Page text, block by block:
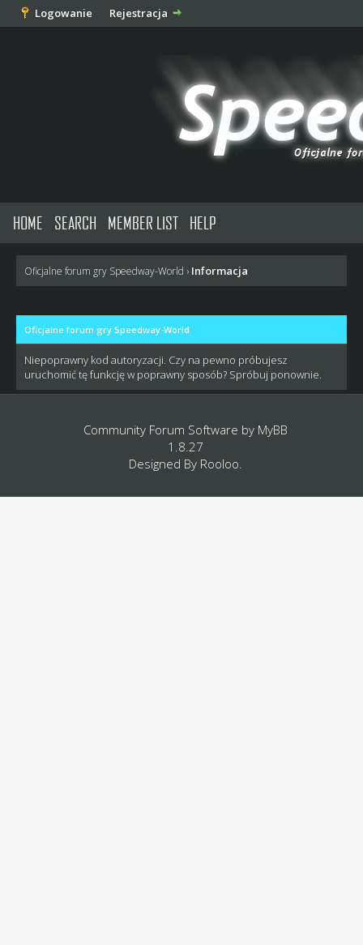
Logowanie Rejestracja
HOME SEARCH MEMBER LIST HELP
Oficjalne forum gry Speedway-World › Informacja
Oficjalne forum gry Speedway-World
Niepoprawny kod autoryzacji. Czy na pewno próbujesz
uruchomić tę funkcję w poprawny sposób? Spróbuj ponownie.
Community Forum Software by MyBB
1.8.27
Designed By Rooloo.